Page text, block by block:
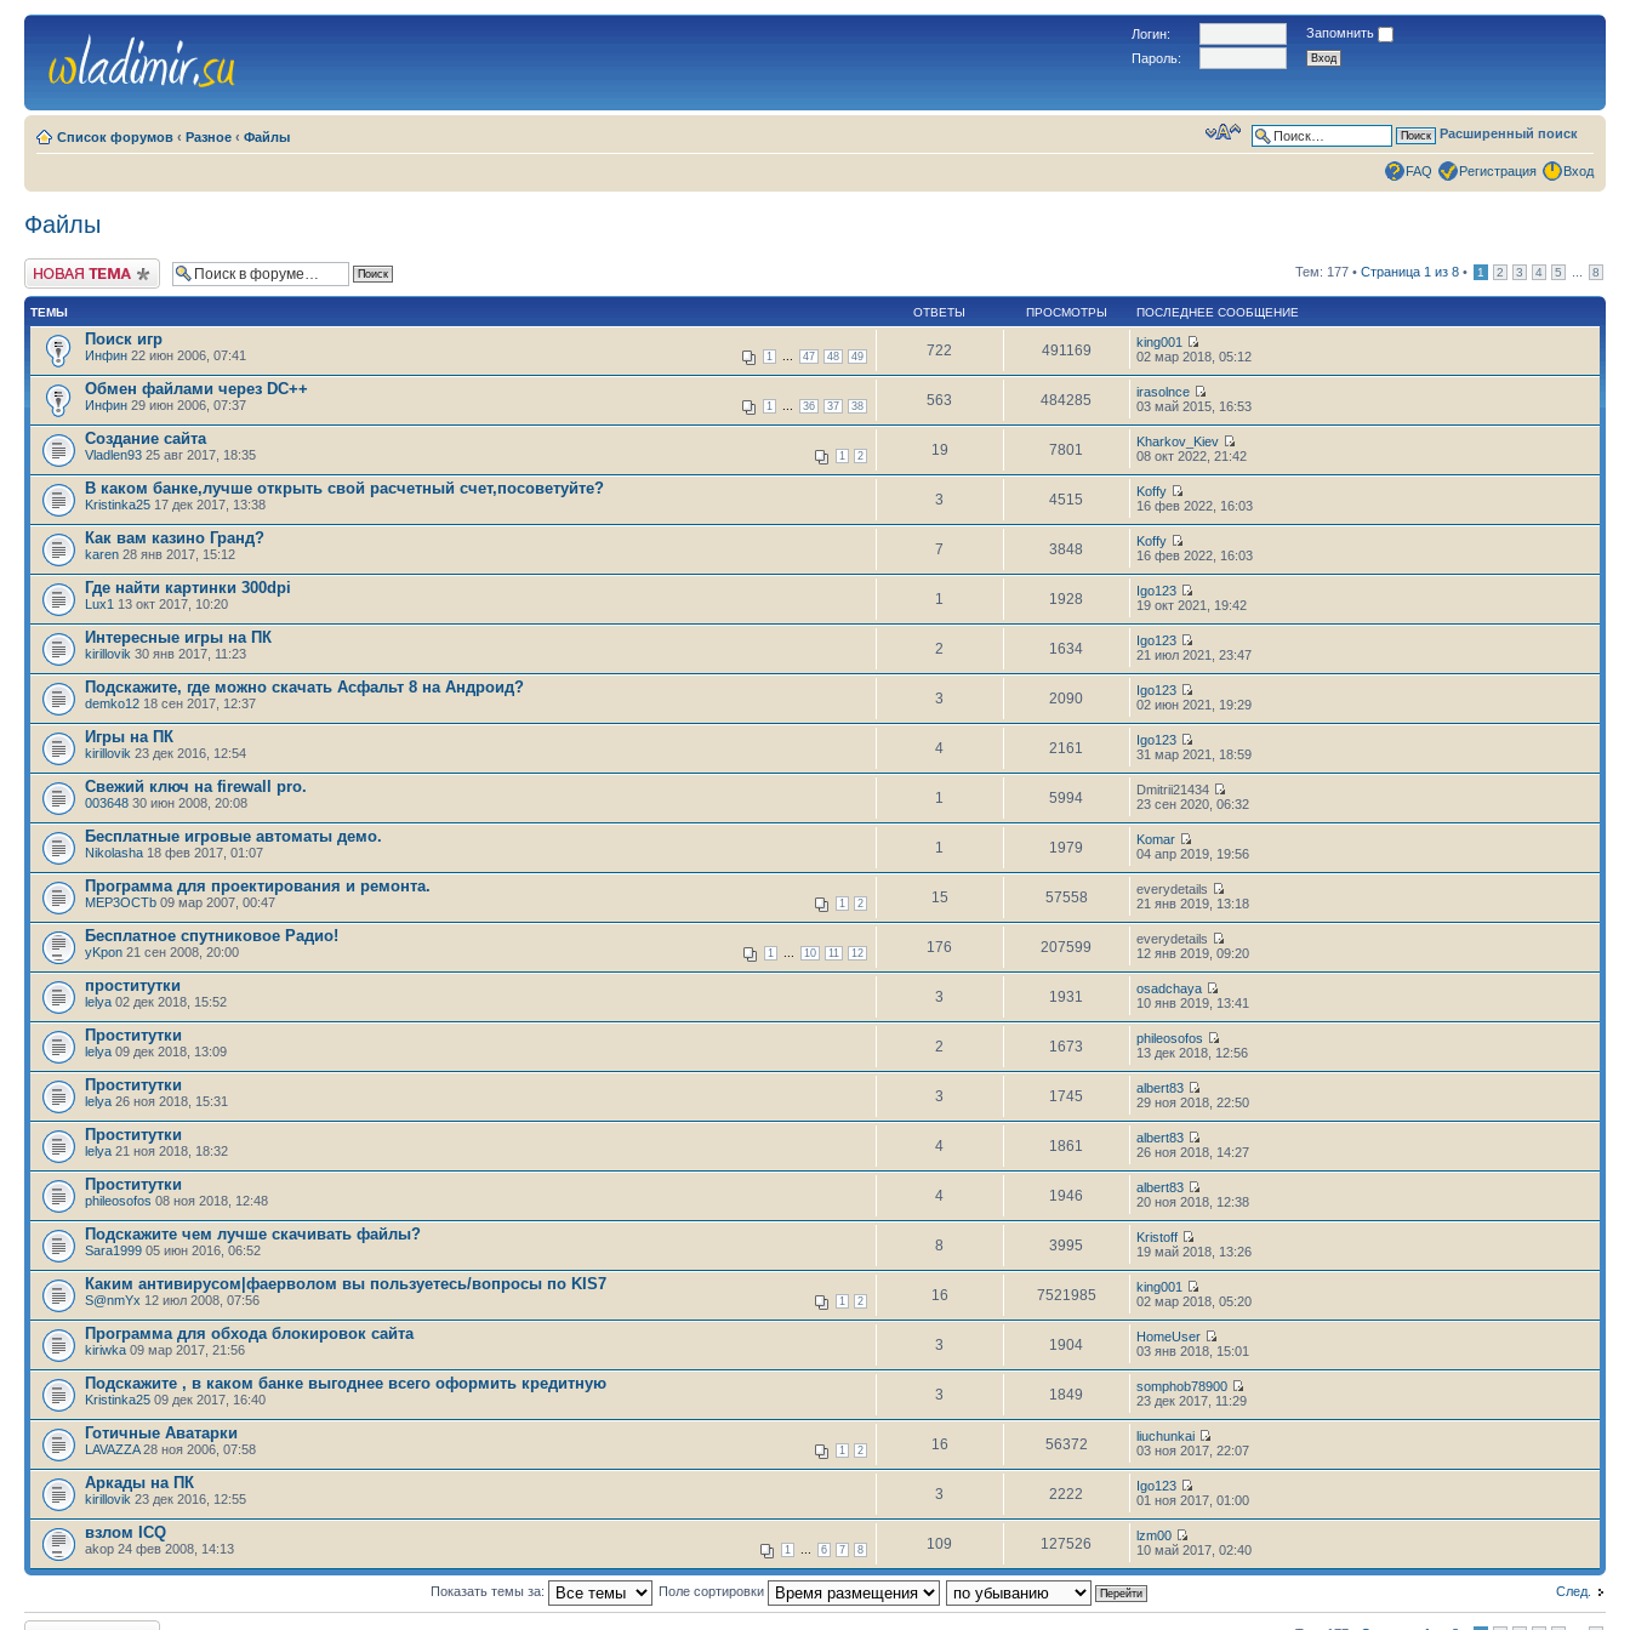
Логин:
Запомнить
Пароль:
Список форумов ‹ Разное ‹ Файлы Расширенный поиск
FAQ Регистрация Вход
Файлы
Новая тема Тем: 177 • Страница 1 из 8 • 1 2 3 4 5 8
ТЕМЫ ОТВЕТЫ ПРОСМОТРЫ ПОСЛЕДНЕЕ СООБЩЕНИЕ
Поиск игр
1 47 48 49
Инфин 22 июн 2006, 07:41 722 491169
king001
02 мар 2018, 05:12
Обмен файлами через DC++
1 36 37 38
Инфин 29 июн 2006, 07:37 563 484285
irasolnce
03 май 2015, 16:53
Создание сайта
1 2
Vladlen93 25 авг 2017, 18:35 19 7801
Kharkov_Kiev
08 окт 2022, 21:42
В каком банке,лучше открыть свой расчетный счет,посоветуйте?
Kristinka25 17 дек 2017, 13:38 3 4515
Koffy
16 фев 2022, 16:03
Как вам казино Гранд?
karen 28 янв 2017, 15:12 7 3848
Koffy
16 фев 2022, 16:03
Где найти картинки 300dpi
Lux1 13 окт 2017, 10:20 1 1928
Igo123
19 окт 2021, 19:42
Интересные игры на ПК
kirillovik 30 янв 2017, 11:23 2 1634
Igo123
21 июл 2021, 23:47
Подскажите, где можно скачать Асфальт 8 на Андроид?
demko12 18 сен 2017, 12:37 3 2090
Igo123
02 июн 2021, 19:29
Игры на ПК
kirillovik 23 дек 2016, 12:54 4 2161
Igo123
31 мар 2021, 18:59
Cвежий ключ на firewall pro.
003648 30 июн 2008, 20:08 1 5994
Dmitrii21434
23 сен 2020, 06:32
Бесплатные игровые автоматы демо.
Nikolasha 18 фев 2017, 01:07 1 1979
Komar
04 апр 2019, 19:56
Программа для проектирования и ремонта.
1 2
MEP3OCTb 09 мар 2007, 00:47 15 57558
everydetails
21 янв 2019, 13:18
Бесплатное спутниковое Радио!
1 10 11 12
yKpon 21 сен 2008, 20:00 176 207599
everydetails
12 янв 2019, 09:20
проститутки
lelya 02 дек 2018, 15:52 3 1931
osadchaya
10 янв 2019, 13:41
Проститутки
lelya 09 дек 2018, 13:09 2 1673
phileosofos
13 дек 2018, 12:56
Проститутки
lelya 26 ноя 2018, 15:31 3 1745
albert83
29 ноя 2018, 22:50
Проститутки
lelya 21 ноя 2018, 18:32 4 1861
albert83
26 ноя 2018, 14:27
Проститутки
phileosofos 08 ноя 2018, 12:48 4 1946
albert83
20 ноя 2018, 12:38
Подскажите чем лучше скачивать файлы?
Sara1999 05 июн 2016, 06:52 8 3995
Kristoff
19 май 2018, 13:26
Каким антивирусом|фаерволом вы пользуетесь/вопросы по KIS7
1 2
S@nmYx 12 июл 2008, 07:56 16 7521985
king001
02 мар 2018, 05:20
Программа для обхода блокировок сайта
kiriwka 09 мар 2017, 21:56 3 1904
HomeUser
03 янв 2018, 15:01
Подскажите , в каком банке выгоднее всего оформить кредитную
Kristinka25 09 дек 2017, 16:40 3 1849
somphob78900
23 дек 2017, 11:29
Готичные Аватарки
1 2
LAVAZZA28 ноя 2006, 07:58 16 56372
liuchunkai
03 ноя 2017, 22:07
Аркады на ПК
kirillovik 23 дек 2016, 12:55 3 2222
Igo123
01 ноя 2017, 01:00
взлом ICQ
1 6 7 8
akop 24 фев 2008, 14:13 109 127526
lzm00
10 май 2017, 02:40
След.
Показать темы за: Поле сортировки